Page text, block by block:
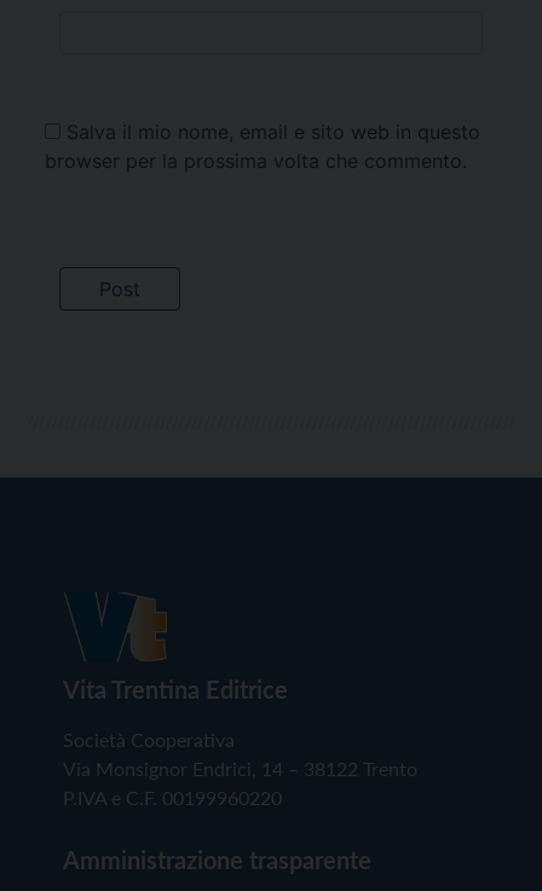
Salva il mio nome, email e sito web in questo
browser per la prossima volta che commento.
Vita Trentina Editrice
Società Cooperativa
Via Monsignor Endrici, 14 – 38122 Trento
P.IVA e C.F. 00199960220
Amministrazione trasparente